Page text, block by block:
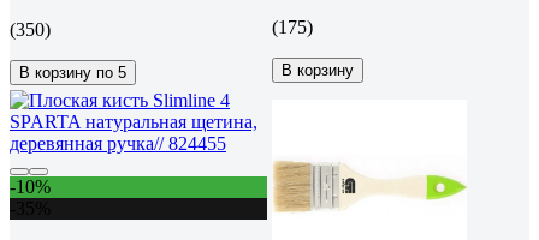
(350)
В корзину по 5
(175)
В корзину
-10%